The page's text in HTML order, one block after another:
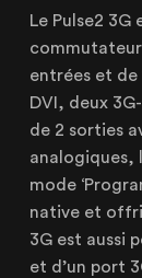
NOS
NOS
NOS
NOS
Le Pulse2
entrées et
DVI, deux
de 2 sorties
analogiques,
mode
native et
3G est aussi
et d’un port